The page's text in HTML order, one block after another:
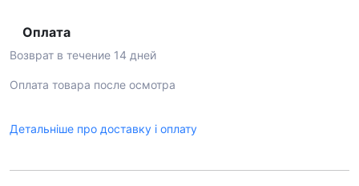
Оплата
Возврат в течение 14 дней
Оплата товара после осмотра
Детальніше про доставку і оплату